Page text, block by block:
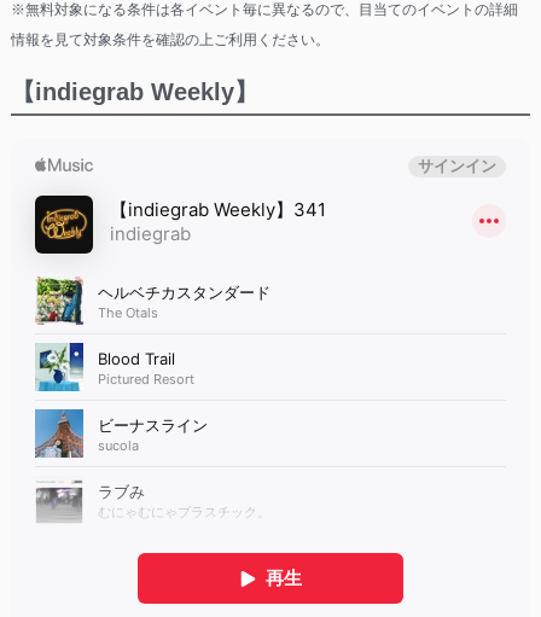
※無料対象になる条件は各イベント毎に異なるので、目当てのイベントの詳細
情報を見て対象条件を確認の上ご利用ください。
【indiegrab Weekly】